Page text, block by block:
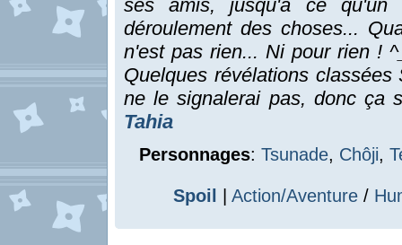
ses amis, jusqu'à ce qu'un
déroulement des choses...
n'est pas rien... Ni pour rien !
Quelques révélations
ne le signalerai pas, donc ça
Tahia
Personnages: Tsunade, Chôji,
Spoil Action/Aventure /